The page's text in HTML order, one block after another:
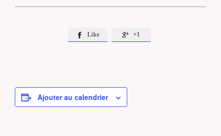
 Like  +1
Ajouter au calendrier